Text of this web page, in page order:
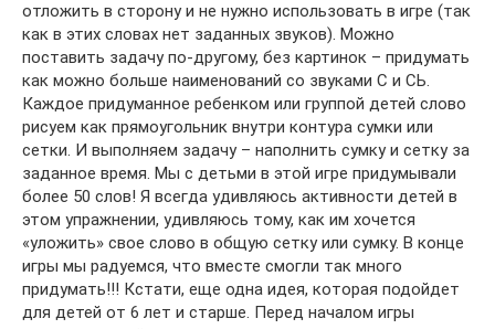
отложить в сторону и не нужно использовать в игре (так
как в этих словах нет заданных звуков). Можно
поставить задачу по-другому, без картинок – придумать
как можно больше наименований со звуками С и СЬ.
Каждое придуманное ребенком или группой детей слово
рисуем как прямоугольник внутри контура сумки или
сетки. И выполняем задачу – наполнить сумку и сетку за
заданное время. Мы с детьми в этой игре придумывали
более 50 слов! Я всегда удивляюсь активности детей в
этом упражнении, удивляюсь тому, как им хочется
«уложить» свое слово в общую сетку или сумку. В конце
игры мы радуемся, что вместе смогли так много
придумать!!! Кстати, еще одна идея, которая подойдет
для детей от 6 лет и старше. Перед началом игры